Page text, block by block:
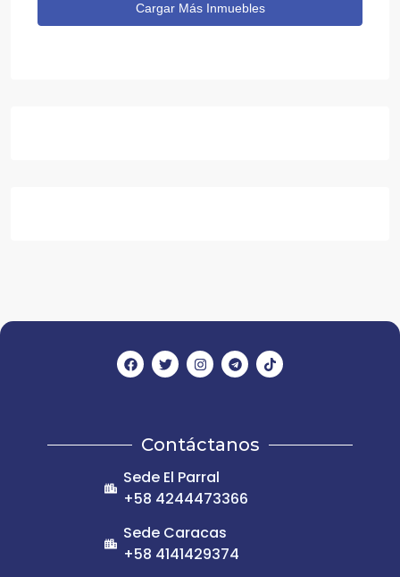
Cargar Más Inmuebles
Contáctanos
Sede El Parral
+58 4244473366
Sede Caracas
+58 4141429374